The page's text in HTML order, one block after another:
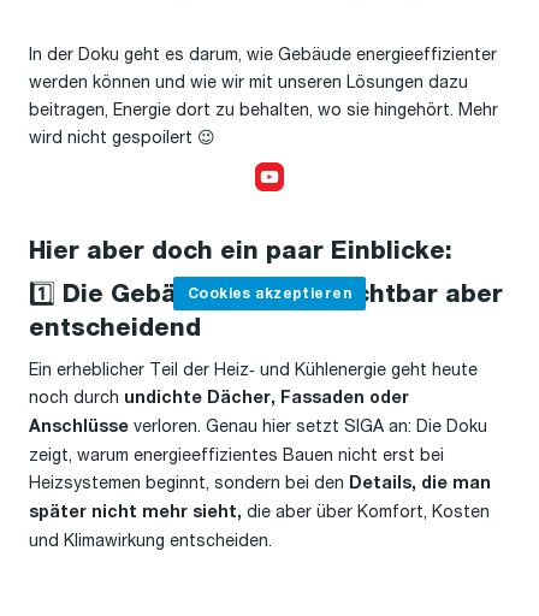
In der Doku geht es darum, wie Gebäude energieeffizienter
werden können und wie wir mit unseren Lösungen dazu
beitragen, Energie dort zu behalten, wo sie hingehört. Mehr
wird nicht gespoilert 😉
Cookies akzeptieren
Hier aber doch ein paar Einblicke:
1️⃣ Die Gebäudehülle: Unsichtbar aber
entscheidend
Ein erheblicher Teil der Heiz‑ und Kühlenergie geht heute
noch durch undichte Dächer, Fassaden oder
Anschlüsse verloren. Genau hier setzt SIGA an: Die Doku
zeigt, warum energieeffizientes Bauen nicht erst bei
Heizsystemen beginnt, sondern bei den Details, die man
später nicht mehr sieht, die aber über Komfort, Kosten
und Klimawirkung entscheiden.